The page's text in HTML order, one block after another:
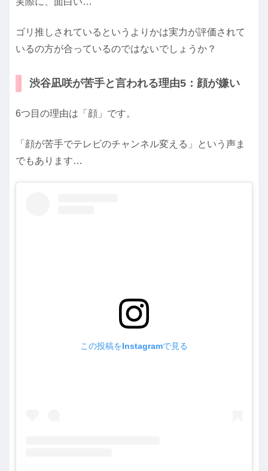
ゴリ推しされているというよりかは実力が評価されて
いるの方が合っているのではないでしょうか？
渋谷凪咲が苦手と言われる理由5：顔が嫌い
6つ目の理由は「顔」です。
「顔が苦手でテレビのチャンネル変える」という声ま
でもあります…
この投稿をInstagramで見る